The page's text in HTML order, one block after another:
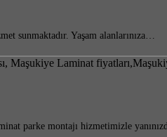
sunmaktadır. Yaşam alanlarınıza…
parke montajı hizmetimizle